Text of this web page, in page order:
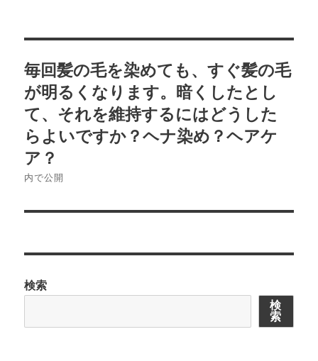
稿
ナ
ビ
ゲ
ン
毎回髪の毛を染めても、すぐ髪の毛
が明るくなります。暗くしたとし
て、それを維持するにはどうした
らよいですか？ヘナ染め？ヘアケ
ア？
内で公開
検索
検
索